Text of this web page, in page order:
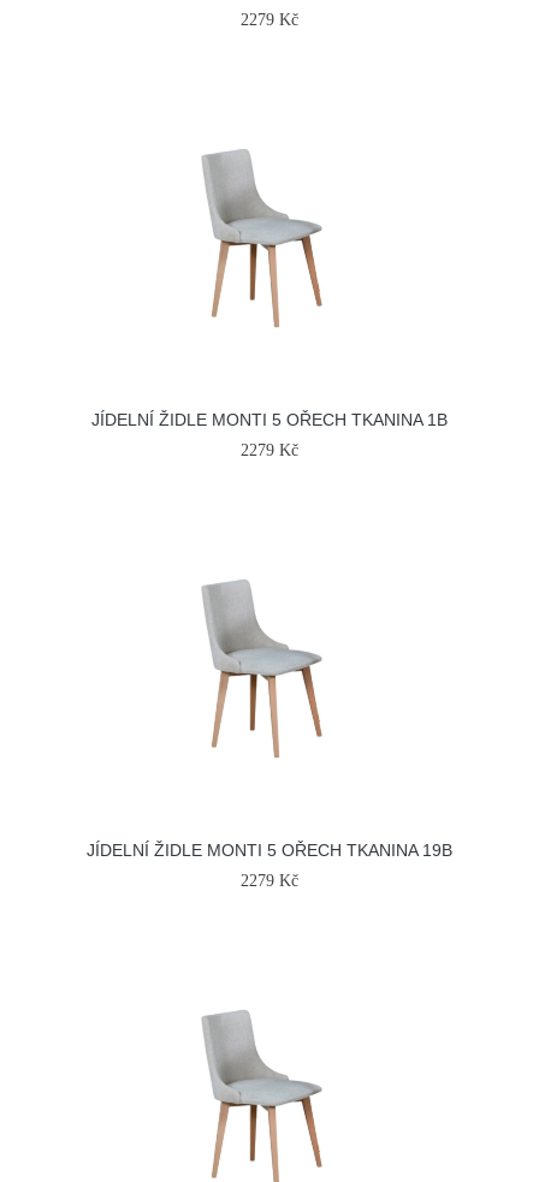
2279 Kč
JÍDELNÍ ŽIDLE MONTI 5 OŘECH TKANINA 1B
2279 Kč
JÍDELNÍ ŽIDLE MONTI 5 OŘECH TKANINA 19B
2279 Kč